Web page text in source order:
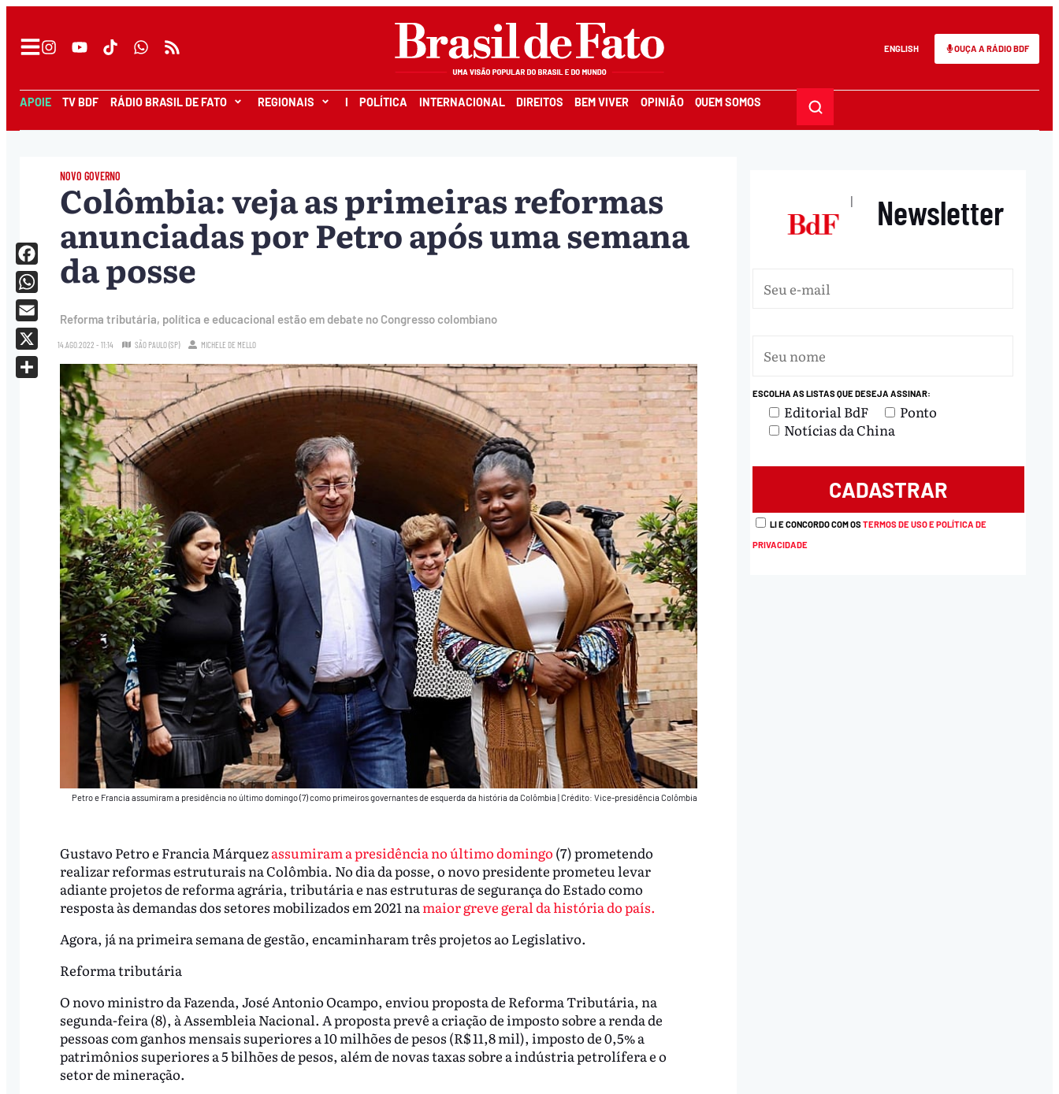
ENGLISH OUÇA A RÁDIO BDF
APOIE TV BDF RÁDIO BRASIL DE FATO REGIONAIS I POLÍTICA INTERNACIONAL DIREITOS BEM VIVER OPINIÃO QUEM SOMOS
NOVO GOVERNO
Colômbia: veja as primeiras reformas
anunciadas por Petro após uma semana
da posse
Reforma tributária, política e educacional estão em debate no Congresso colombiano
14.AGO.2022 - 11:14 SÃO PAULO (SP) MICHELE DE MELLO
Petro e Francia assumiram a presidência no último domingo (7) como primeiros governantes de esquerda da história da Colômbia |Crédito: Vice-presidência Colômbia
Gustavo Petro e Francia Márquezassumiram a presidência no último domingo (7) prometendo
realizar reformas estruturais na Colômbia. No dia da posse, o novo presidente prometeu levar
adiante projetos de reforma agrária, tributária e nas estruturas de segurança do Estado como
resposta às demandas dos setores mobilizados em 2021 namaior greve geral da história do país.
Agora, já na primeira semana de gestão, encaminharam três projetos ao Legislativo.
Reforma tributária
O novo ministro da Fazenda, José Antonio Ocampo, enviou proposta de Reforma Tributária, na
segunda-feira (8), à Assembleia Nacional. A proposta prevê a criação de imposto sobre a renda de
pessoas com ganhos mensais superiores a 10 milhões de pesos (R$ 11,8 mil), imposto de 0,5% a
patrimônios superiores a 5 bilhões de pesos, além de novas taxas sobre a indústria petrolífera e o
setor de mineração.
Facebook
WhatsApp
Email
X
| Newsletter
ESCOLHA AS LISTAS QUE DESEJA ASSINAR:
Editorial BdF
Ponto
Notícias da China
LI E CONCORDO COM OSTERMOS DE USO E POLÍTICA DE
PRIVACIDADE